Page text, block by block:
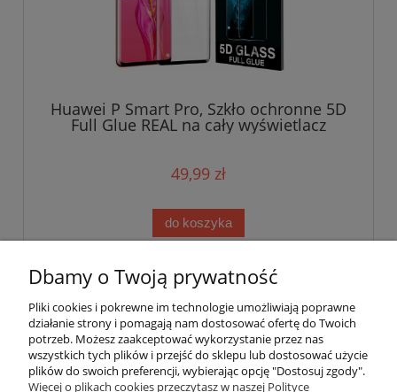
Huawei P Smart Pro, Szkło ochronne 5D
Full Glue REAL na cały wyświetlacz
49,99 zł
do koszyka
« 1 2 3 »
Pomoc
Dbamy o Twoją prywatność
Pliki cookies i pokrewne im technologie umożliwiają poprawne
działanie strony i pomagają nam dostosować ofertę do Twoich
potrzeb. Możesz zaakceptować wykorzystanie przez nas
wszystkich tych plików i przejść do sklepu lub dostosować użycie
plików do swoich preferencji, wybierając opcję "Dostosuj zgody".
Więcej o plikach cookies przeczytasz w naszej Polityce